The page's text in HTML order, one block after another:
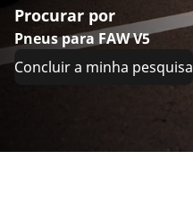
Procurar por
Pneus para FAW V5
Concluir a minha pesquisa